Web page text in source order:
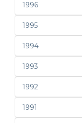
1996
1995
1994
1993
1992
1991